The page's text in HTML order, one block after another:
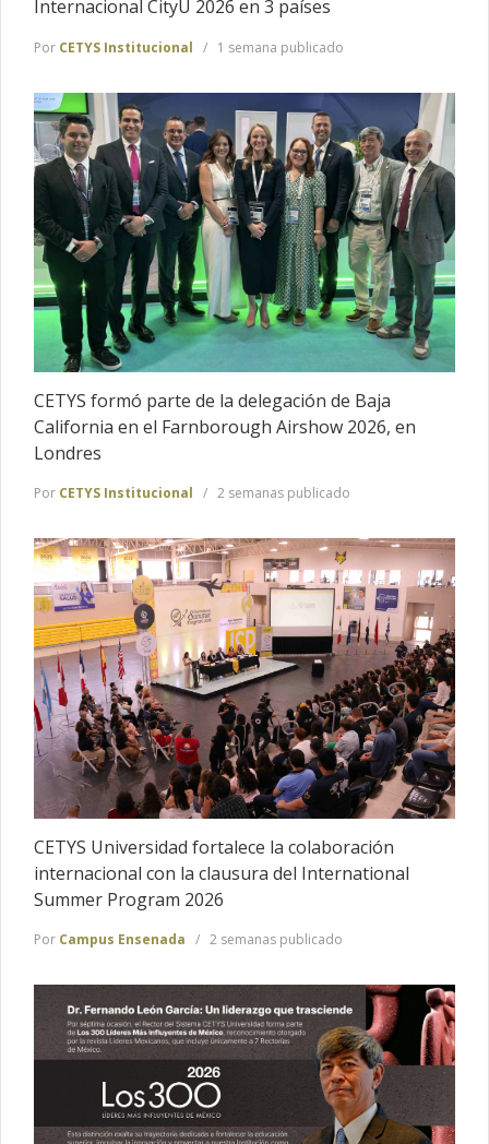
Internacional CityU 2026 en 3 países
Por CETYS Institucional 1 semana publicado
CETYS formó parte de la delegación de Baja
California en el Farnborough Airshow 2026, en
Londres
Por CETYS Institucional 2 semanas publicado
CETYS Universidad fortalece la colaboración
internacional con la clausura del International
Summer Program 2026
Por Campus Ensenada 2 semanas publicado